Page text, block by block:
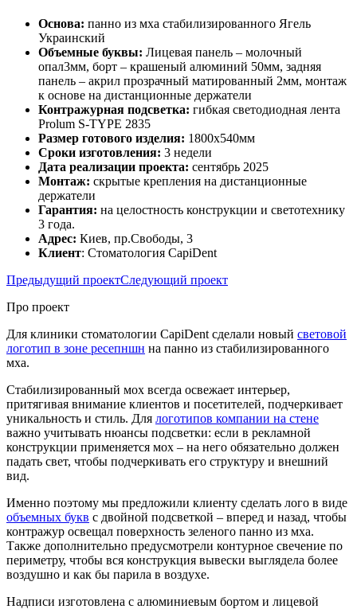
Основа: панно из мха стабилизированного Ягель
Украинский
Объемные буквы: Лицевая панель – молочный
опал3мм, борт – крашеный алюминий 50мм, задняя
панель – акрил прозрачный матированный 2мм, монтаж
к основе на дистанционные держатели
Контражурная подсветка: гибкая светодиодная лента
Prolum S-TYPE 2835
Размер готового изделия: 1800х540мм
Сроки изготовления: 3 недели
Дата реализации проекта: сентябрь 2025
Монтаж: скрытые крепления на дистанционные
держатели
Гарантия: на целостность конструкции и светотехнику
3 года.
Адрес: Киев, пр.Свободы, 3
Клиент: Стоматология CapiDent
Предыдущий проектСледующий проект
Про проект
Для клиники стоматологии CapiDent сделали новый световой
логотип в зоне ресепншн на панно из стабилизированного
мха.
Стабилизированный мох всегда освежает интерьер,
притягивая внимание клиентов и посетителей, подчеркивает
уникальность и стиль. Для логотипов компании на стене
важно учитывать нюансы подсветки: если в рекламной
конструкции применяется мох – на него обязательно должен
падать свет, чтобы подчеркивать его структуру и внешний
вид.
Именно поэтому мы предложили клиенту сделать лого в виде
объемных букв с двойной подсветкой – вперед и назад, чтобы
контражур освещал поверхность зеленого панно из мха.
Также дополнительно предусмотрели контурное свечение по
периметру, чтобы вся конструкция вывески выглядела более
воздушно и как бы парила в воздухе.
Надписи изготовлена с алюминиевым бортом и лицевой